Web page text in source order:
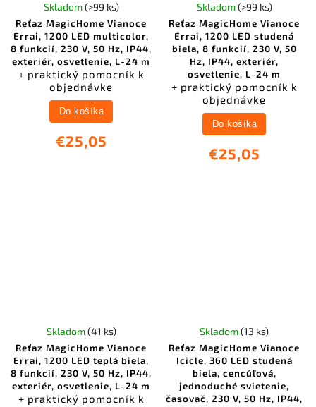
Reťaz MagicHome Vianoce
Errai, 1200 LED multicolor,
8 funkcií, 230 V, 50 Hz, IP44,
exteriér, osvetlenie, L-24 m
+ praktický pomocník k
objednávke
Skladom(>99 ks)
€25,05
Do košíka
Reťaz MagicHome Vianoce
Errai, 1200 LED studená
biela, 8 funkcií, 230 V, 50
Hz, IP44, exteriér,
osvetlenie, L-24 m
+ praktický pomocník k
objednávke
Skladom(>99 ks)
€25,05
Do košíka
Reťaz MagicHome Vianoce
Errai, 1200 LED teplá biela,
8 funkcií, 230 V, 50 Hz, IP44,
exteriér, osvetlenie, L-24 m
+ praktický pomocník k
Skladom(41 ks)
Reťaz MagicHome Vianoce
Icicle, 360 LED studená
biela, cencúľová,
jednoduché svietenie,
časovač, 230 V, 50 Hz, IP44,
Skladom(13 ks)